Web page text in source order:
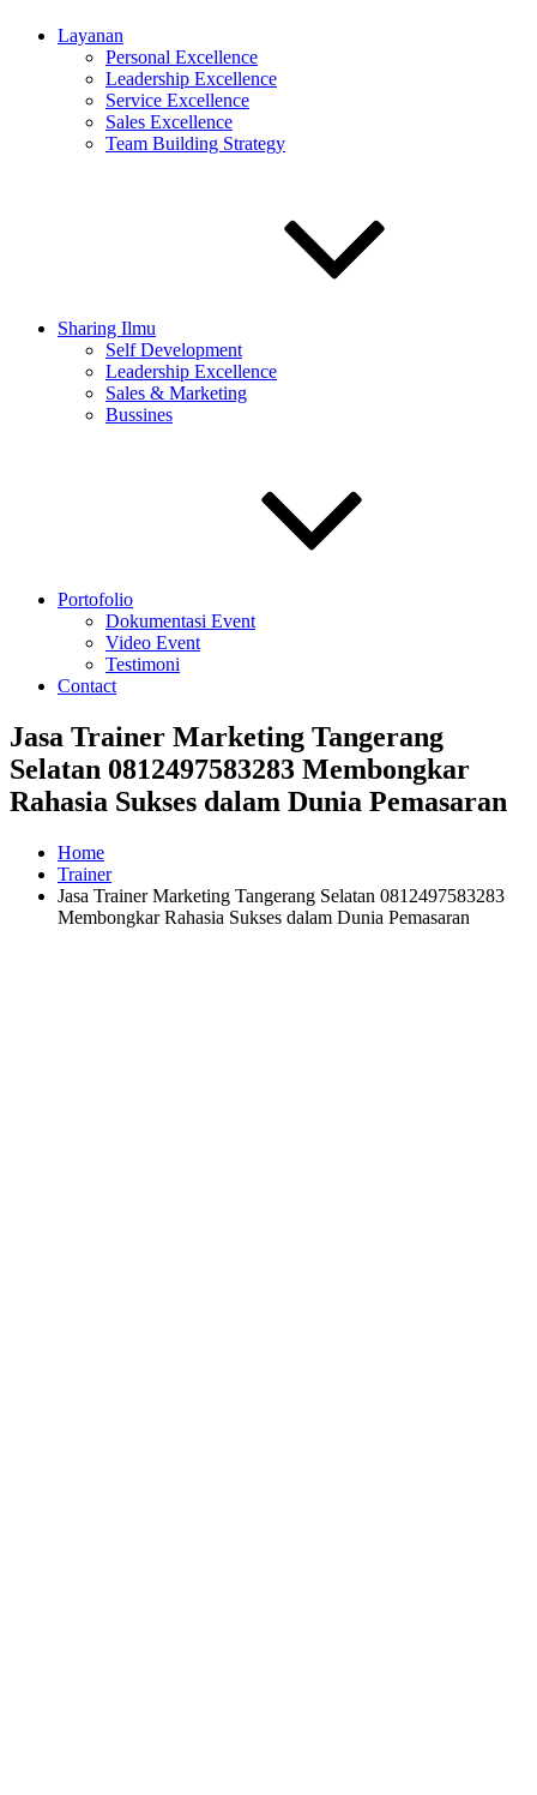
Layanan
Personal Excellence
Leadership Excellence
Service Excellence
Sales Excellence
Team Building Strategy
Sharing Ilmu
Self Development
Leadership Excellence
Sales & Marketing
Bussines
Portofolio
Dokumentasi Event
Video Event
Testimoni
Contact
Jasa Trainer Marketing Tangerang
Selatan 0812497583283 Membongkar
Rahasia Sukses dalam Dunia Pemasaran
Home
Trainer
Jasa Trainer Marketing Tangerang Selatan 0812497583283
Membongkar Rahasia Sukses dalam Dunia Pemasaran